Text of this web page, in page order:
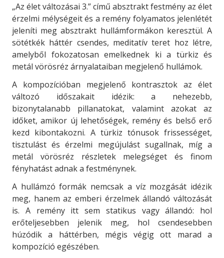
„Az élet változásai 3.” című absztrakt festmény az élet
érzelmi mélységeit és a remény folyamatos jelenlétét
jeleníti meg absztrakt hullámformákon keresztül. A
sötétkék háttér csendes, meditatív teret hoz létre,
amelyből fokozatosan emelkednek ki a türkiz és
metál vörösréz árnyalataiban megjelenő hullámok.
A kompozícióban megjelenő kontrasztok az élet
változó időszakait idézik: a nehezebb,
bizonytalanabb pillanatokat, valamint azokat az
időket, amikor új lehetőségek, remény és belső erő
kezd kibontakozni. A türkiz tónusok frissességet,
tisztulást és érzelmi megújulást sugallnak, míg a
metál vörösréz részletek melegséget és finom
fényhatást adnak a festménynek.
A hullámzó formák nemcsak a víz mozgását idézik
meg, hanem az emberi érzelmek állandó változását
is. A remény itt sem statikus vagy állandó: hol
erőteljesebben jelenik meg, hol csendesebben
húzódik a háttérben, mégis végig ott marad a
kompozíció egészében.